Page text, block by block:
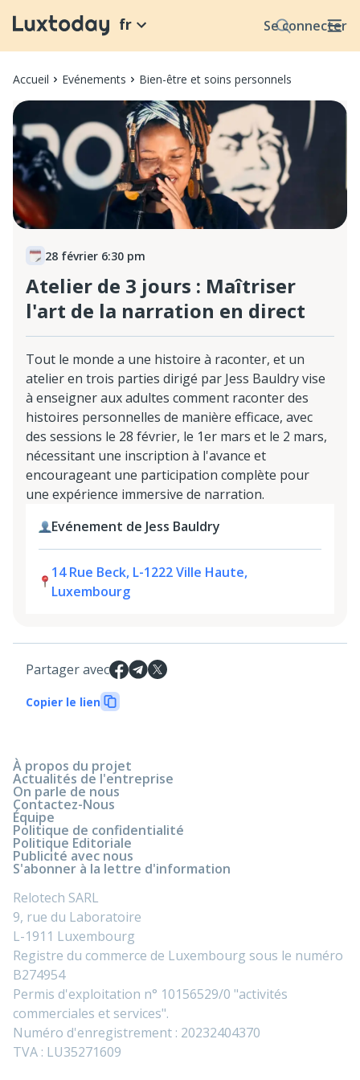
Se connecter
fr
Accueil Evénements Bien-être et soins personnels
28 février 6:30 pm
Atelier de 3 jours : Maîtriser
l'art de la narration en direct
Tout le monde a une histoire à raconter, et un
atelier en trois parties dirigé par Jess Bauldry vise
à enseigner aux adultes comment raconter des
histoires personnelles de manière efficace, avec
des sessions le 28 février, le 1er mars et le 2 mars,
nécessitant une inscription à l'avance et
encourageant une participation complète pour
une expérience immersive de narration.
Evénement de Jess Bauldry
14 Rue Beck, L-1222 Ville Haute,
Luxembourg
Partager avec
Copier le lien
À propos du projet
Actualités de l'entreprise
On parle de nous
Contactez-Nous
Équipe
Politique de confidentialité
Politique Editoriale
Publicité avec nous
S'abonner à la lettre d'information
Relotech SARL
9, rue du Laboratoire
L-1911 Luxembourg
Registre du commerce de Luxembourg sous le numéro
B274954
Permis d'exploitation n° 10156529/0 "activités
commerciales et services".
Numéro d'enregistrement : 20232404370
TVA : LU35271609